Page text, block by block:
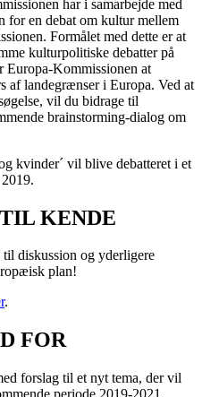
har i samarbejde med
for en debat om kultur mellem
Formålet med dette er at
kulturpolitiske debatter på
Europa-Kommissionen at
af landegrænser i Europa. Ved at
vil du bidrage til
brainstorming-dialog om
kvinder´ vil blive debatteret i et
KENDE
diskussion og yderligere
plan!
.
FOR
forslag til et nyt tema, der vil